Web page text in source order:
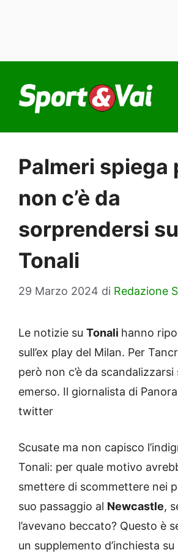
contenuto
Palmeri spiega
non c’è da
sorprendersi
Tonali
29 Marzo 2024 di Redazione
Le notizie su Tonali hanno
sull’ex play del Milan. Per
però non c’è da
emerso. Il giornalista di
twitter
Scusate ma non capisco
Tonali: per quale motivo
smettere di scommettere nei
suo passaggio al Newcastle,
l’avevano beccato? Questo è
un supplemento d’inchiesta